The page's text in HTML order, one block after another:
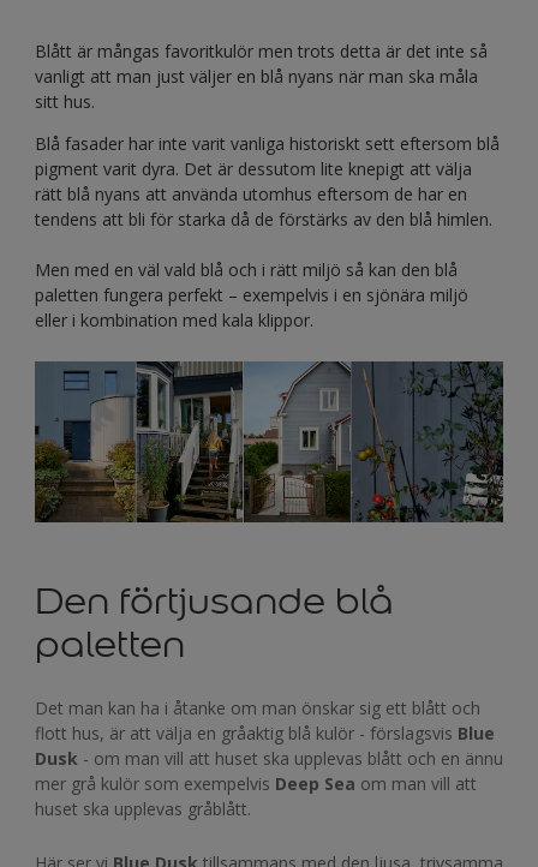
Blått är mångas favoritkulör men trots detta är det inte så
vanligt att man just väljer en blå nyans när man ska måla
sitt hus.
Blå fasader har inte varit vanliga historiskt sett eftersom blå
pigment varit dyra. Det är dessutom lite knepigt att välja
rätt blå nyans att använda utomhus eftersom de har en
tendens att bli för starka då de förstärks av den blå himlen.
Men med en väl vald blå och i rätt miljö så kan den blå
paletten fungera perfekt – exempelvis i en sjönära miljö
eller i kombination med kala klippor.
Den förtjusande blå
paletten
Det man kan ha i åtanke om man önskar sig ett blått och
flott hus, är att välja en gråaktig blå kulör - förslagsvis Blue
Dusk - om man vill att huset ska upplevas blått och en ännu
mer grå kulör som exempelvis Deep Sea om man vill att
huset ska upplevas gråblått.